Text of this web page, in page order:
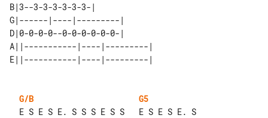
B|3--3-3-3-3-3-3-|
G|------|----|---------|
D|0-0-0-0--0-0-0-0-0-0-|
A||-----------|----|---------|
G/B
G5